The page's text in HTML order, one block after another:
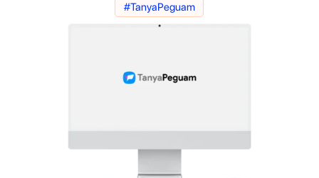
#TanyaPeguam